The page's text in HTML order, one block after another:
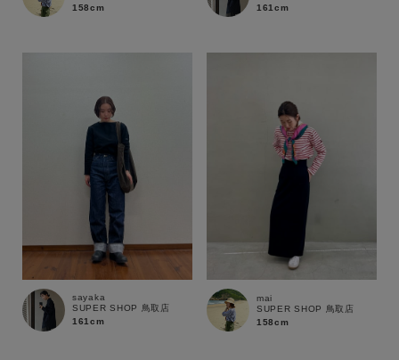
158cm
161cm
sayaka
SUPER SHOP 鳥取店
161cm
mai
SUPER SHOP 鳥取店
158cm